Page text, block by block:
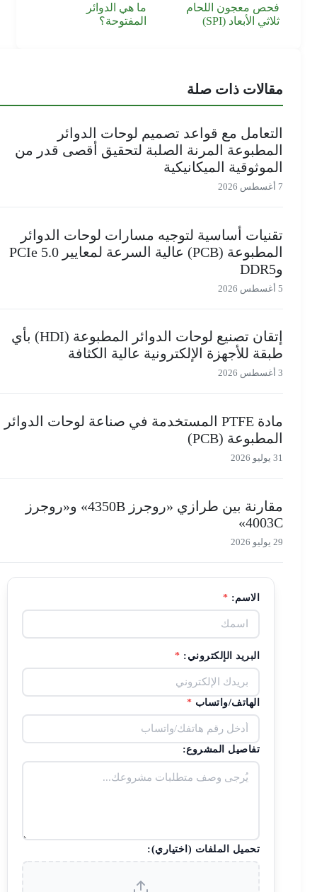
فحص معجون اللحام
ثلاثي الأبعاد (SPI)
ما هي الدوائر
المفتوحة؟
مقالات ذات صلة
التعامل مع قواعد تصميم لوحات الدوائر
المطبوعة المرنة الصلبة لتحقيق أقصى قدر من
الموثوقية الميكانيكية
تقنيات أساسية لتوجيه مسارات لوحات الدوائر
المطبوعة (PCB) عالية السرعة لمعايير PCIe 5.0
إتقان تصنيع لوحات الدوائر المطبوعة (HDI) بأي
طبقة للأجهزة الإلكترونية عالية الكثافة
مادة PTFE المستخدمة في صناعة لوحات الدوائر
المطبوعة (PCB)
مقارنة بين طرازي «روجرز 4350B» و«روجرز
4003C»
الاسم:*
البريد الإلكتروني:*
الهاتف/واتساب*
تفاصيل المشروع:
تحميل الملفات (اختياري):